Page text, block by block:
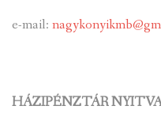
e-mail:
HÁZIPÉNZTÁR